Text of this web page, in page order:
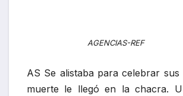
AGENCIAS-REF
AS Se alistaba para celebrar
muerte le llegó en la chacra.